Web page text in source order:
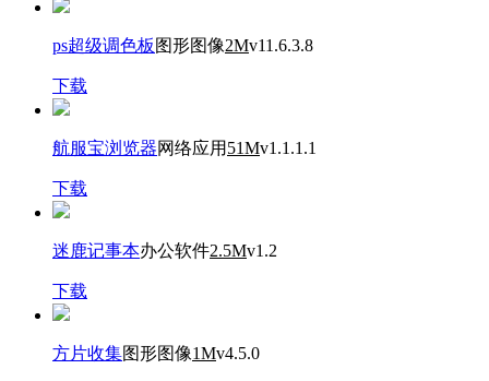
ps超级调色板 图形图像2Mv11.6.3.8
下载
航服宝浏览器网络应用 51Mv1.1.1.1
下载
迷鹿记事本办公软件2.5Mv1.2
下载
方片收集图形图像1Mv4.5.0